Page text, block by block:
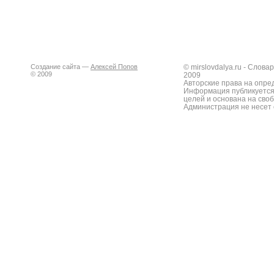
Создание сайта — Алексей Попов
© 2009
© mirslovdalya.ru -
2009
Авторские права на
Информация
целей и основана на
Администрация не несет